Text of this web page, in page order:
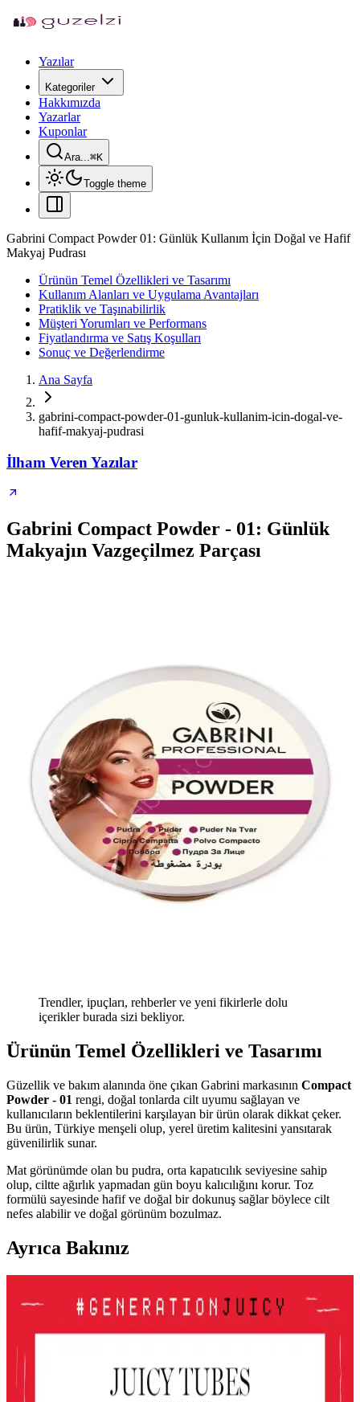
Yazılar
Kategoriler
Hakkımızda
Yazarlar
Kuponlar
Ara...⌘K
Toggle theme
Gabrini Compact Powder 01: Günlük Kullanım İçin Doğal ve Hafif
Makyaj Pudrası
Ürünün Temel Özellikleri ve Tasarımı
Kullanım Alanları ve Uygulama Avantajları
Pratiklik ve Taşınabilirlik
Müşteri Yorumları ve Performans
Fiyatlandırma ve Satış Koşulları
Sonuç ve Değerlendirme
Ana Sayfa
gabrini-compact-powder-01-gunluk-kullanim-icin-dogal-ve-
hafif-makyaj-pudrasi
İlham Veren Yazılar
Gabrini Compact Powder - 01: Günlük
Makyajın Vazgeçilmez Parçası
Trendler, ipuçları, rehberler ve yeni fikirlerle dolu
içerikler burada sizi bekliyor.
Ürünün Temel Özellikleri ve Tasarımı
Güzellik ve bakım alanında öne çıkan Gabrini markasının Compact
Powder - 01 rengi, doğal tonlarda cilt uyumu sağlayan ve
kullanıcıların beklentilerini karşılayan bir ürün olarak dikkat çeker.
Bu ürün, Türkiye menşeli olup, yerel üretim kalitesini yansıtarak
güvenilirlik sunar.
Mat görünümde olan bu pudra, orta kapatıcılık seviyesine sahip
olup, ciltte ağırlık yapmadan gün boyu kalıcılığını korur. Toz
formülü sayesinde hafif ve doğal bir dokunuş sağlar böylece cilt
nefes alabilir ve doğal görünüm bozulmaz.
Ayrıca Bakınız
Le Mabelle Altın Pembe Beyaz Glitter Simli Kız
Çocuk Jel Farı Pratik ve Işıltılı Göz Makyajı
Deneyimi
Le Mabelle'nin pembe, altın ve beyaz tonlarındaki jel farı, kolay
uygulama ve parlaklık sağlar. Çocuklar için uygun, pratik ve
eğlenceli göz makyajı seçeneği sunar.